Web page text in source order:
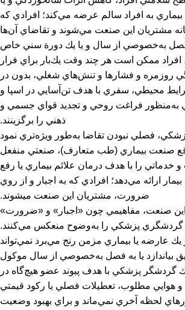
بيماري به افراد سالم عرضه مي‌كند؛ افرادي كه
مشتريان اين صنعت مي‌شوند و تقاضاي آن‌ها
به‌خصوصي از سال و يا يك دورة سني خاص
افراد ممكن است هر چند وقت يك‌بار براي فرار
روزمره و فشارها و تنش‌هاي شغلي، بدون در
محيطي، سفري با هدف تن‌آسايي در اسپا و
به‌منظور فراغت روحي و تجديد قواي جسمي و
ذهني را برگزينند.
فصلي نبودن تقاضا به‌طور ويژه‌‌تري نمود
صنعت بيماري (طب متعارف)، صنعتي منفعل
را با هدف درمان علائم بيماري يا رفع
بيمار ارائه مي‌دهد؛ افرادي كه به اجبار و از روي
ضرورت، مشتريان اين صنعت ميشوند.
صنعت، مفاهيمي چون «اجبار» و «ضرورت»
گردشگري پزشكي را به‌وضوح منعكس مي‌كنند.
عارضه يا بيماري مزمن رنج مي‌برد نمي‌تواند
بياندازد يا به فصل به‌خصوصي از سال موكول
گردشگر پزشكي با هدف پيوند عضو هيچ‌گاه در
و هوايي مطلوب، تعطيلات فصلي يا ركود قيمتي
لحظه آخري نمي‌ماند و براي بهبود وضعيت